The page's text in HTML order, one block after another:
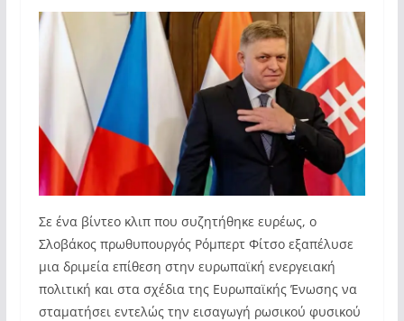
Σε ένα βίντεο κλιπ που συζητήθηκε ευρέως, ο
Σλοβάκος πρωθυπουργός Ρόμπερτ Φίτσο εξαπέλυσε
μια δριμεία επίθεση στην ευρωπαϊκή ενεργειακή
πολιτική και στα σχέδια της Ευρωπαϊκής Ένωσης να
σταματήσει εντελώς την εισαγωγή ρωσικού φυσικού